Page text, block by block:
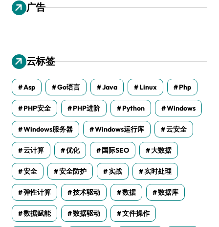
广告
云标签
Asp Go语言 Java Linux Php
PHP安全 PHP进阶 Python Windows
Windows服务器 Windows运行库 云安全
云计算 优化 国际SEO 大数据
安全 安全防护 实战 实时处理
弹性计算 技术驱动 数据 数据库
数据赋能 数据驱动 文件操作